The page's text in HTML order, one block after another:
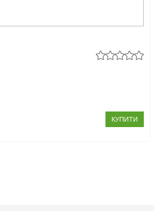
КУПИТИ